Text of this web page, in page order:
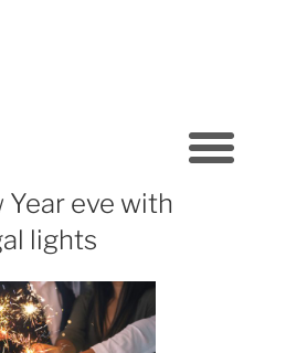
Year eve with
lights